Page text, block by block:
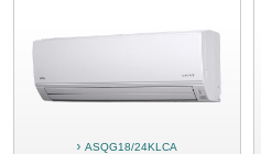
ASQG18/24KLCA